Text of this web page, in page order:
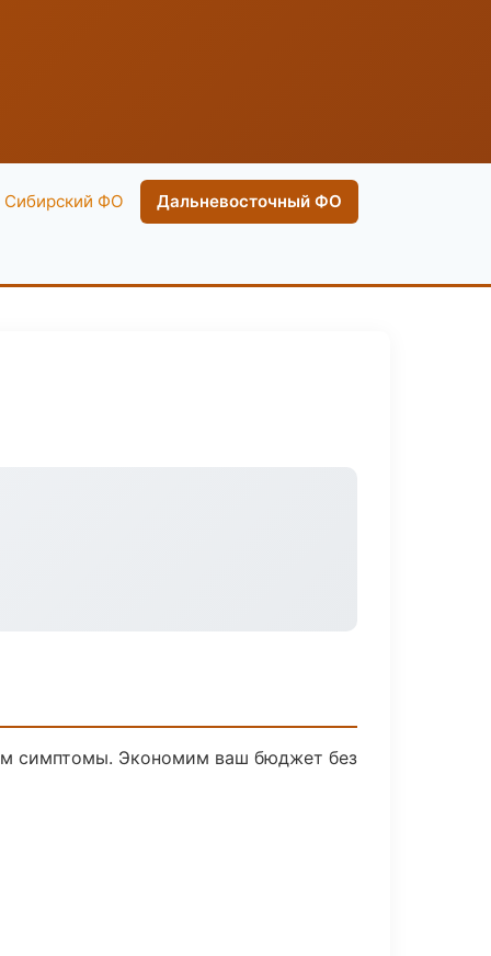
Сибирский ФО Дальневосточный ФО
симптомы. Экономим ваш бюджет без